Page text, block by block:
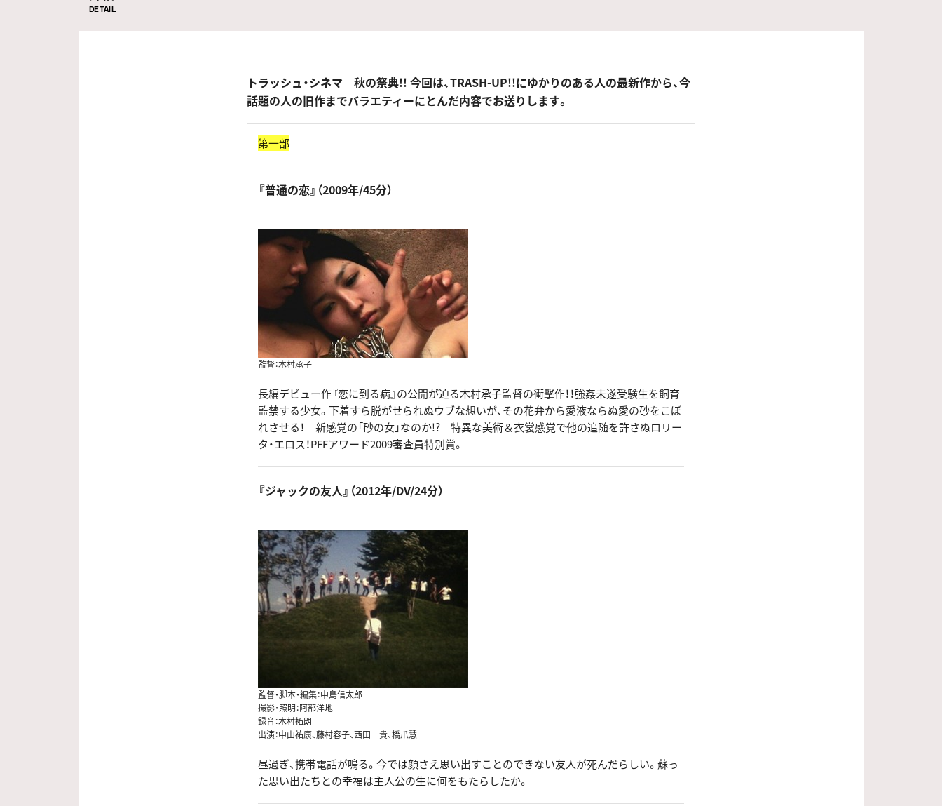
DETAIL
トラッシュ・シネマ 秋の祭典!! 今回は、TRASH-UP!!にゆかりのある人の最新作から、今
話題の人の旧作までバラエティーにとんだ内容でお送りします。
第一部
『普通の恋』（2009年/45分）
監督：木村承子
長編デビュー作『恋に到る病』の公開が迫る木村承子監督の衝撃作！！強姦未遂受験生を飼育
監禁する少女。下着すら脱がせられぬウブな想いが、その花弁から愛液ならぬ愛の砂をこぼ
れさせる！ 新感覚の「砂の女」なのか!? 特異な美術＆衣裳感覚で他の追随を許さぬロリー
タ・エロス！PFFアワード2009審査員特別賞。
『ジャックの友人』（2012年/DV/24分）
監督・脚本・編集：中島信太郎
撮影・照明：阿部洋地
録音：木村拓朗
出演：中山祐康、藤村容子、西田一貴、橋爪慧
昼過ぎ、携帯電話が鳴る。今では顔さえ思い出すことのできない友人が死んだらしい。蘇っ
た思い出たちとの幸福は主人公の生に何をもたらしたか。